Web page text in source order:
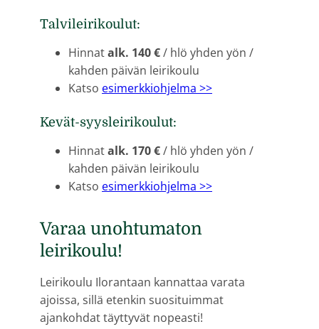
Talvileirikoulut:
Hinnatalk. 140 €/ hlö yhden yön /
kahden päivän leirikoulu
Katso esimerkkiohjelma >>
Kevät-syysleirikoulut:
Hinnatalk. 170 €/ hlö yhden yön /
kahden päivän leirikoulu
Katso esimerkkiohjelma >>
Varaa unohtumaton
leirikoulu!
Leirikoulu Ilorantaan kannattaa varata
ajoissa, sillä etenkin suosituimmat
ajankohdat täyttyvät nopeasti!